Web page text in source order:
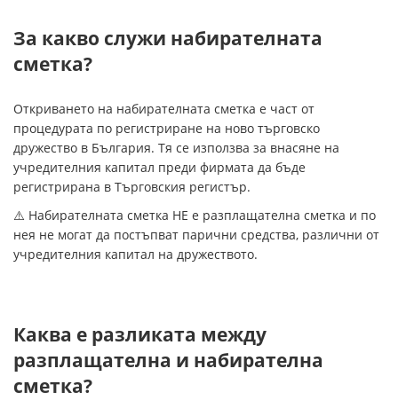
За какво служи набирателната
сметка?
Откриването на набирателната сметка е част от
процедурата по регистриране на ново търговско
дружество в България. Тя се използва за внасяне на
учредителния капитал преди фирмата да бъде
регистрирана в Търговския регистър.
⚠️ Набирателната сметка НЕ е разплащателна сметка и по
нея не могат да постъпват парични средства, различни от
учредителния капитал на дружеството.
Каква е разликата между
разплащателна и набирателна
сметка?